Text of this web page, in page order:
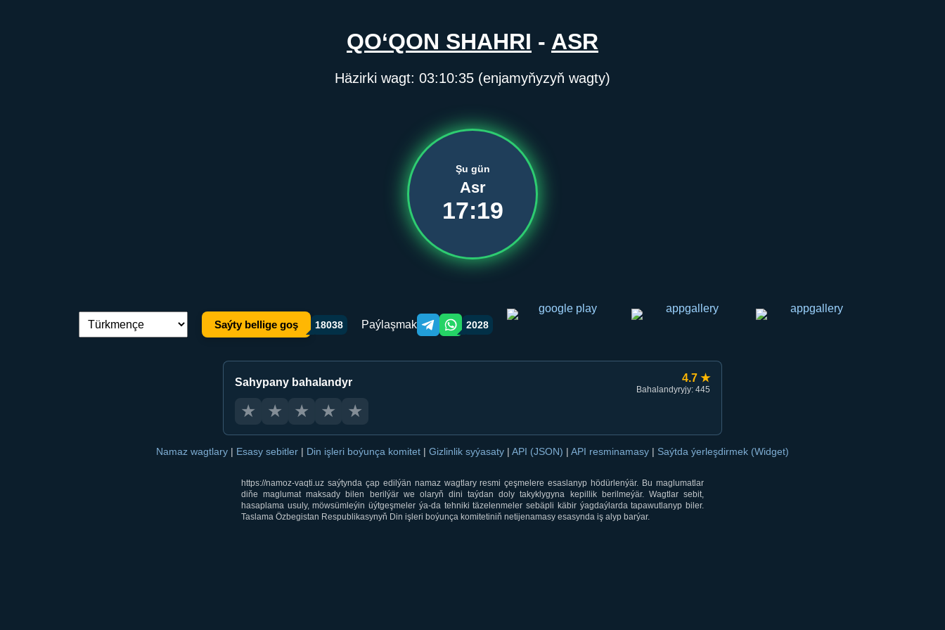
QO‘QON SHAHRI - ASR
Häzirki wagt: 03:10:35 (enjamyňyzyň wagty)
Şu gün
Asr
17:19
Dil çalşyryş: Saýty bellige goş 18038 Paýlaşmak Telegram orqali ulashish
WhatsApp orqali ulashish
2028
Sahypany bahalandyr 4.7 ★
Bahalandyryjy: 445
★ ★ ★ ★ ★
Namaz wagtlary | Esasy sebitler | Din işleri boýunça komitet | Gizlinlik syýasaty | API (JSON) | API resminamasy | Saýtda ýerleşdirmek (Widget)
https://namoz-vaqti.uz saýtynda çap edilýän namaz wagtlary resmi çeşmelere esaslanyp hödürlenýär. Bu maglumatlar
diňe maglumat maksady bilen berilýär we olaryň dini taýdan doly takyklygyna kepillik berilmeýär. Wagtlar sebit,
hasaplama usuly, möwsümleýin üýtgeşmeler ýa-da tehniki täzelenmeler sebäpli käbir ýagdaýlarda tapawutlanyp biler.
Taslama Özbegistan Respublikasynyň Din işleri boýunça komitetiniň netijenamasy esasynda iş alyp barýar.